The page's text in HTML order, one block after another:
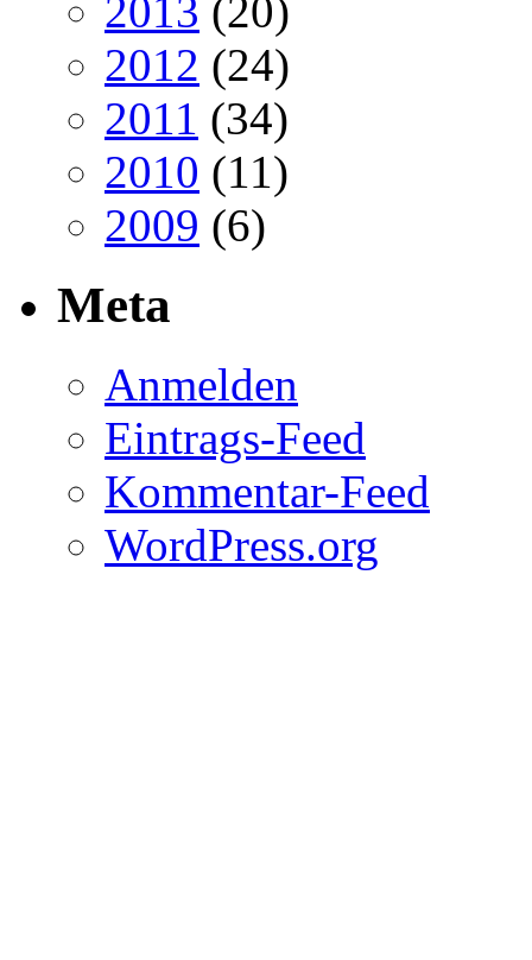
2013 (20)
2012 (24)
2011 (34)
2010 (11)
2009 (6)
Meta
Anmelden
Eintrags-Feed
Kommentar-Feed
WordPress.org